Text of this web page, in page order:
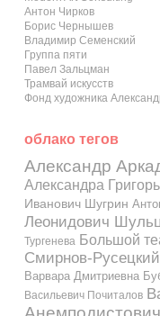
Антон Чирков
Борис Чернышев
Владимир Семенский
Группа пяти
Павел Зальцман
Трамвай искусств
Фонд художника
облако тегов
Александр
Александра
Иванович Шугрин
Леонидович Шульц
Тургенева Большой
Смирнов-Русецкий
Варвара Дмитриевна
Васильевич Почиталов